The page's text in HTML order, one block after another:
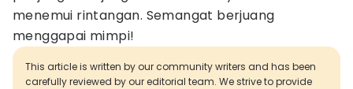
menemui rintangan. Semangat berjuang
menggapai mimpi!
This article is written by our community writers and has been
carefully reviewed by our editorial team. We strive to provide